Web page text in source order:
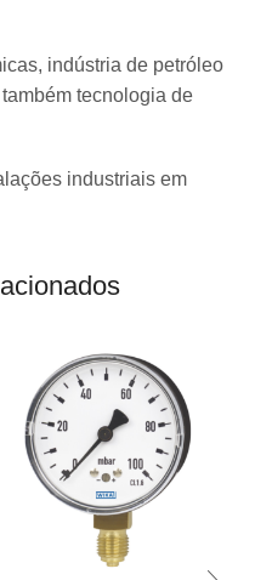
indústria de petróleo
tecnologia de
industriais em